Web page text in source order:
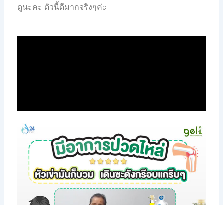
ดูนะคะ ตัวนี้ดีมากจริงๆค่ะ